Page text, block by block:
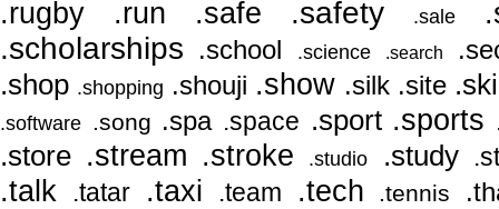
.rugby .run .safe .safety .sale
.scholarships .school .science .search
.shop .shopping .shouji .show .silk .site .ski
.software .song .spa .space .sport .sports
.store .stream .stroke .studio .study
.talk .tatar .taxi .team .tech .tennis